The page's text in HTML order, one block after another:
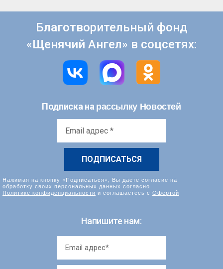
Благотворительный фонд
«Щенячий Ангел» в соцсетях:
Подписка нарассылку Новостей
Нажимая на кнопку «Подписаться», Вы даете согласие на
обработку своих персональных данных согласно
Политике конфиденциальности и соглашаетесь с Офертой
Напишите нам: